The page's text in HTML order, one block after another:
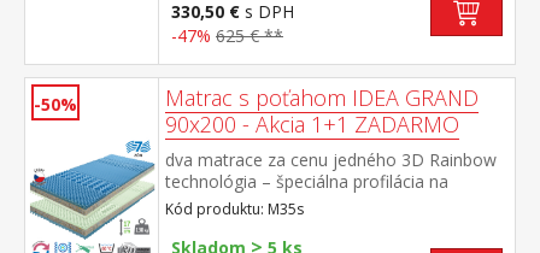
matracov 90 × 200 cm do rozloženej
pohovky Fenix je možno použiť ľubovoľne
odporúčame použiť do prídavných lôžok
matrace do výšky 11 cm
330,50 € s DPH
-47% 625 € **
-50%
Matrac s poťahom IDEA GRAND
90x200 - Akcia 1+1 ZADARMO
dva matrace za cenu jedného 3D Rainbow
technológia – špeciálna profilácia na
sendvičovej vrstve z kombinácie Flexifoam
pien rôznych vlastností a tuhostí, ktorá
zabezpečuje komfort, vzdušnosť,
Kód produktu: M35s
Skladom > 5 ks